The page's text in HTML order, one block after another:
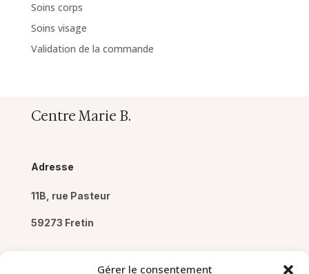
Gérer le consentement
Soins corps
Soins visage
Validation de la commande
Centre Marie B.
Adresse
11B, rue Pasteur
59273 Fretin